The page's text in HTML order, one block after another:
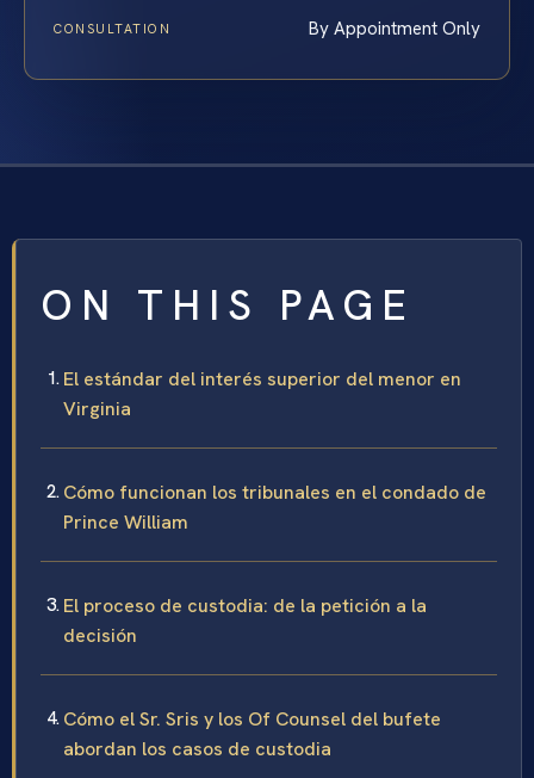
CONSULTATION By Appointment Only
ON THIS PAGE
El estándar del interés superior del menor en
Virginia
Cómo funcionan los tribunales en el condado de
Prince William
El proceso de custodia: de la petición a la
decisión
Cómo el Sr. Sris y los Of Counsel del bufete
abordan los casos de custodia